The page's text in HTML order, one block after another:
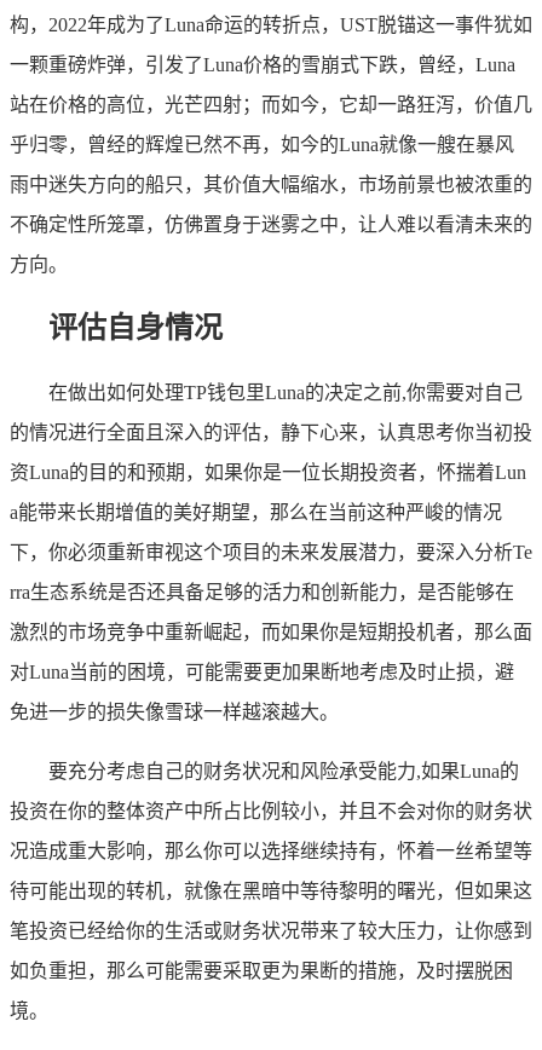
构，2022年成为了Luna命运的转折点，UST脱锚这一事件犹如
一颗重磅炸弹，引发了Luna价格的雪崩式下跌，曾经，Luna
站在价格的高位，光芒四射；而如今，它却一路狂泻，价值几
乎归零，曾经的辉煌已然不再，如今的Luna就像一艘在暴风
雨中迷失方向的船只，其价值大幅缩水，市场前景也被浓重的
不确定性所笼罩，仿佛置身于迷雾之中，让人难以看清未来的
方向。
评估自身情况
在做出如何处理TP钱包里Luna的决定之前,你需要对自己
的情况进行全面且深入的评估，静下心来，认真思考你当初投
资Luna的目的和预期，如果你是一位长期投资者，怀揣着Lun
a能带来长期增值的美好期望，那么在当前这种严峻的情况
下，你必须重新审视这个项目的未来发展潜力，要深入分析Te
rra生态系统是否还具备足够的活力和创新能力，是否能够在
激烈的市场竞争中重新崛起，而如果你是短期投机者，那么面
对Luna当前的困境，可能需要更加果断地考虑及时止损，避
免进一步的损失像雪球一样越滚越大。
要充分考虑自己的财务状况和风险承受能力,如果Luna的
投资在你的整体资产中所占比例较小，并且不会对你的财务状
况造成重大影响，那么你可以选择继续持有，怀着一丝希望等
待可能出现的转机，就像在黑暗中等待黎明的曙光，但如果这
笔投资已经给你的生活或财务状况带来了较大压力，让你感到
如负重担，那么可能需要采取更为果断的措施，及时摆脱困
境。